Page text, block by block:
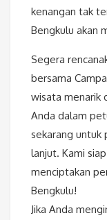
kenangan tak
Bengkulu akan
Segera
bersama
wisata menarik
Anda dalam
sekarang untuk
lanjut. Kami
menciptakan
Bengkulu!
Jika Anda